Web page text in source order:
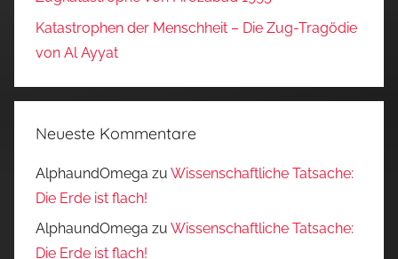
Katastrophen der Menschheit – Die Zug-Tragödie
von Al Ayyat
Neueste Kommentare
AlphaundOmega zu Wissenschaftliche Tatsache:
Die Erde ist flach!
AlphaundOmega zu Wissenschaftliche Tatsache:
Die Erde ist flach!